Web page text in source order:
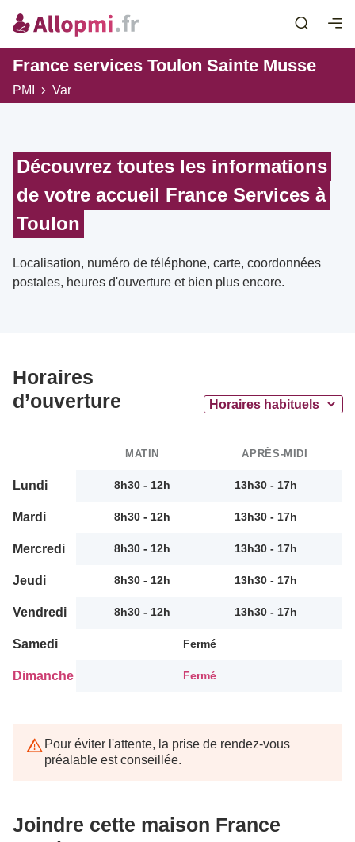
France services Toulon Sainte Musse
PMI Var
Découvrez toutes les informations
de votre accueil France Services à
Toulon
Localisation, numéro de téléphone, carte, coordonnées
postales, heures d'ouverture et bien plus encore.
Horaires
d’ouverture
MATIN APRÈS-MIDI
Lundi 8h30 - 12h 13h30 - 17h
Mardi 8h30 - 12h 13h30 - 17h
Mercredi 8h30 - 12h 13h30 - 17h
Jeudi 8h30 - 12h 13h30 - 17h
Vendredi 8h30 - 12h 13h30 - 17h
Samedi Fermé
Dimanche Fermé
Pour éviter l'attente, la prise de rendez-vous
préalable est conseillée.
Joindre cette maison France